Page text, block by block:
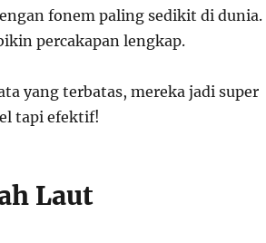
fonem paling sedikit di dunia.
percakapan lengkap.
yang terbatas, mereka jadi super
tapi efektif!
Laut